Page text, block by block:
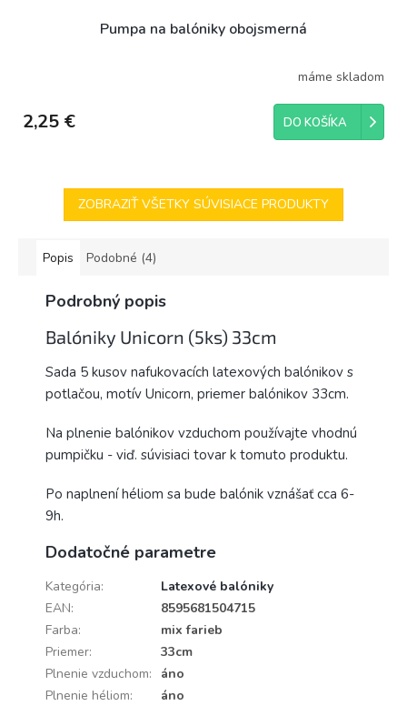
Pumpa na balóniky obojsmerná
máme skladom
2,25 € DO KOŠÍKA
ZOBRAZIŤ VŠETKY SÚVISIACE PRODUKTY
Popis Podobné (4)
Podrobný popis
Balóniky Unicorn (5ks) 33cm
Sada 5 kusov nafukovacích latexových balónikov s
potlačou, motív Unicorn, priemer balónikov 33cm.
Na plnenie balónikov vzduchom používajte vhodnú
pumpičku - viď. súvisiaci tovar k tomuto produktu.
Po naplnení héliom sa bude balónik vznášať cca 6-
9h.
Dodatočné parametre
Kategória:
Latexové balóniky
EAN:
8595681504715
Farba:
mix farieb
Priemer:
33cm
Plnenie vzduchom:
áno
Plnenie héliom:
áno